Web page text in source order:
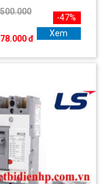
đ
-47%
Xem